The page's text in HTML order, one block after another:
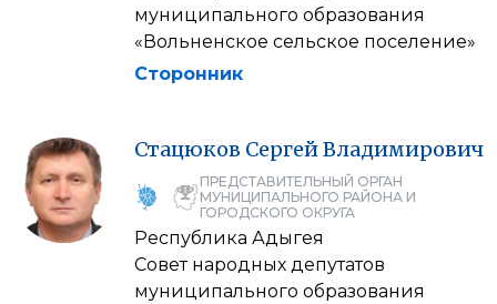
муниципального образования
«Вольненское сельское поселение»
Сторонник
Стацюков СергейВладимирович
ПРЕДСТАВИТЕЛЬНЫЙ ОРГАН
МУНИЦИПАЛЬНОГО РАЙОНА И
ГОРОДСКОГО ОКРУГА
Республика Адыгея
Совет народных депутатов
муниципального образования